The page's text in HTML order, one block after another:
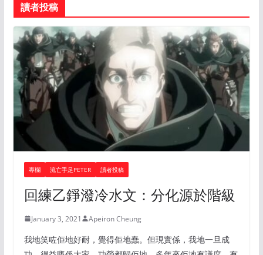
讀者投稿
專欄 流亡手足PETER 讀者投稿
回練乙錚潑冷水文：分化源於階級
January 3, 2021 Apeiron Cheung
我地笑咗佢地好耐，覺得佢地蠢。但現實係，我地一旦成